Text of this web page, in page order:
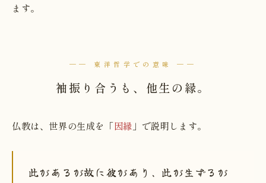
ます。
── 東洋哲学での意味 ──
袖振り合うも、他生の縁。
仏教は、世界の生成を「因縁 」で説明します。
此があるが故に彼があり、此が生ずるが